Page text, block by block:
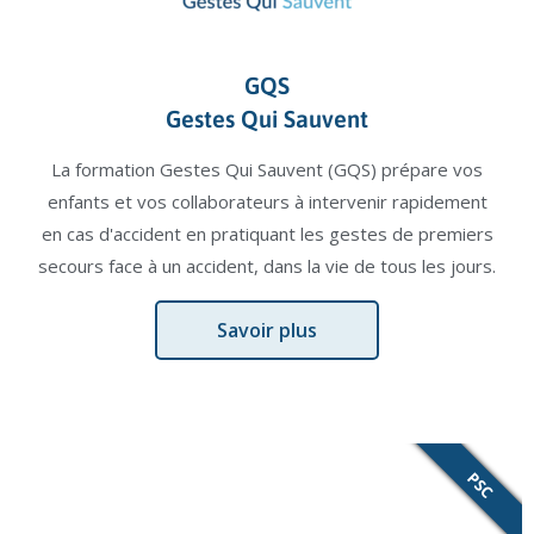
GQS
Gestes Qui Sauvent
La formation Gestes Qui Sauvent (GQS) prépare vos
enfants et vos collaborateurs à intervenir rapidement
en cas d'accident en pratiquant les gestes de premiers
secours face à un accident, dans la vie de tous les jours.
Savoir plus
PSC